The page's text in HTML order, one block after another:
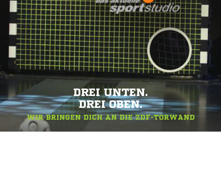
DREI UNTEN.
DREI OBEN.
WIR BRINGEN DICH AN DIE ZDF-TORWAND